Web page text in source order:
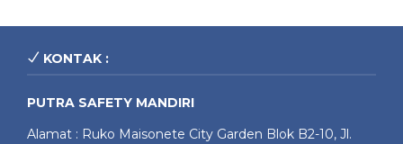
KONTAK :
PUTRA SAFETY MANDIRI
Alamat : Ruko Maisonete City Garden Blok B2-10, Jl.